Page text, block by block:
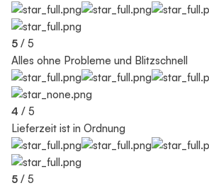
5 / 5
Alles ohne Probleme und Blitzschnell
4 / 5
Lieferzeit ist in Ordnung
5 / 5